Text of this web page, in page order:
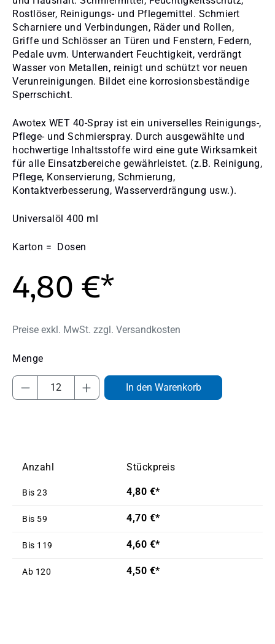
Rostlöser, Reinigungs- und Pflegemittel. Schmiert
Scharniere und Verbindungen, Räder und Rollen,
Griffe und Schlösser an Türen und Fenstern, Federn,
Pedale uvm. Unterwandert Feuchtigkeit, verdrängt
Wasser von Metallen, reinigt und schützt vor neuen
Verunreinigungen. Bildet eine korrosionsbeständige
Sperrschicht.
Awotex WET 40-Spray ist ein universelles Reinigungs-,
Pflege- und Schmierspray. Durch ausgewählte und
hochwertige Inhaltsstoffe wird eine gute Wirksamkeit
für alle Einsatzbereiche gewährleistet. (z.B. Reinigung,
Pflege, Konservierung, Schmierung,
Kontaktverbesserung, Wasserverdrängung usw.).
Universalöl 400 ml
Karton = Dosen
4,80 €*
Preise exkl. MwSt. zzgl. Versandkosten
Produkt Anzahl: Gib den gewünschten
In den Warenkorb
Anzahl Stückpreis
Bis 23 4,80 €*
Bis 59 4,70 €*
Bis 119 4,60 €*
Ab 120 4,50 €*